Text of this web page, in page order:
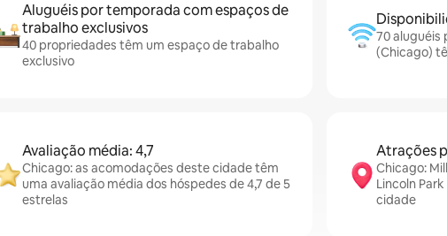
Aluguéis por temporada com espaços de
trabalho exclusivos
40 propriedades têm um espaço de trabalho
exclusivo
70
(Chicago)
Avaliação média: 4,7
Chicago: as acomodações deste cidade têm
uma avaliação média dos hóspedes de 4,7 de 5
estrelas
Atrações
Chicago:
Lincoln
cidade